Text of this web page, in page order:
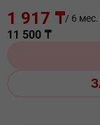
1 917 ₸/ 6 мес.
11 500 ₸